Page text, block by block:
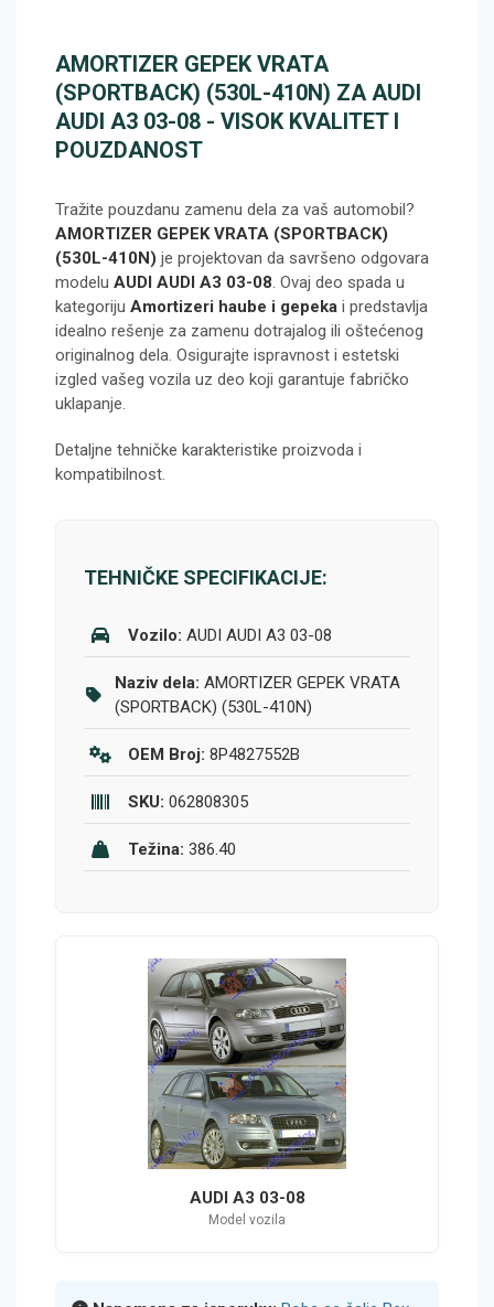
AMORTIZER GEPEK VRATA
(SPORTBACK) (530L-410N) ZA AUDI
AUDI A3 03-08 - VISOK KVALITET I
POUZDANOST
Tražite pouzdanu zamenu dela za vaš automobil?
AMORTIZER GEPEK VRATA (SPORTBACK)
(530L-410N) je projektovan da savršeno odgovara
modelu AUDI AUDI A3 03-08. Ovaj deo spada u
kategoriju Amortizeri haube i gepeka i predstavlja
idealno rešenje za zamenu dotrajalog ili oštećenog
originalnog dela. Osigurajte ispravnost i estetski
izgled vašeg vozila uz deo koji garantuje fabričko
uklapanje.
Detaljne tehničke karakteristike proizvoda i
kompatibilnost.
TEHNIČKE SPECIFIKACIJE:
Vozilo: AUDI AUDI A3 03-08
Naziv dela: AMORTIZER GEPEK VRATA
(SPORTBACK) (530L-410N)
OEM Broj: 8P4827552B
SKU: 062808305
Težina: 386.40
AUDI A3 03-08
Model vozila